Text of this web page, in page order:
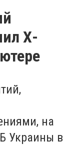
Х-
на
Украины в